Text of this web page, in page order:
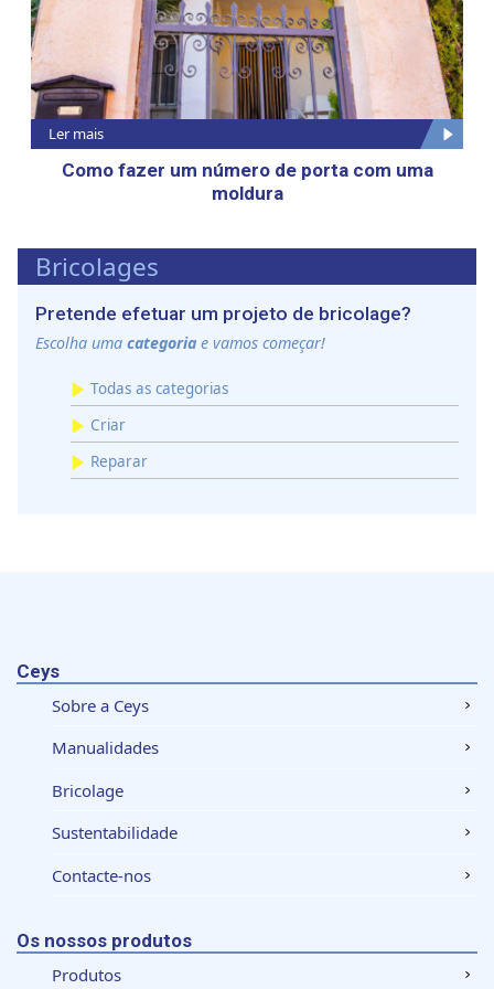
Ler mais
Como fazer um número de porta com uma
moldura
Bricolages
Pretende efetuar um projeto de bricolage?
Escolha uma categoria e vamos começar!
Todas as categorias
Criar
Reparar
Ceys
Sobre a Ceys
Manualidades
Bricolage
Sustentabilidade
Contacte-nos
Os nossos produtos
Produtos